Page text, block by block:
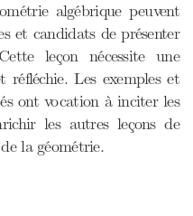
algébrique peuvent
et candidats de présenter
leçon nécessite une
réfléchie. Les exemples et
ont vocation à inciter les
les autres leçons de
la géométrie.